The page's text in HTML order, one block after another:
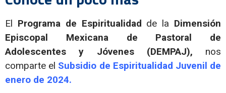
El Programa de Espiritualidad de la Dimensión
Episcopal Mexicana de Pastoral de
Adolescentes y Jóvenes (DEMPAJ), nos
comparte el Subsidio de Espiritualidad Juvenil de
enero de 2024.